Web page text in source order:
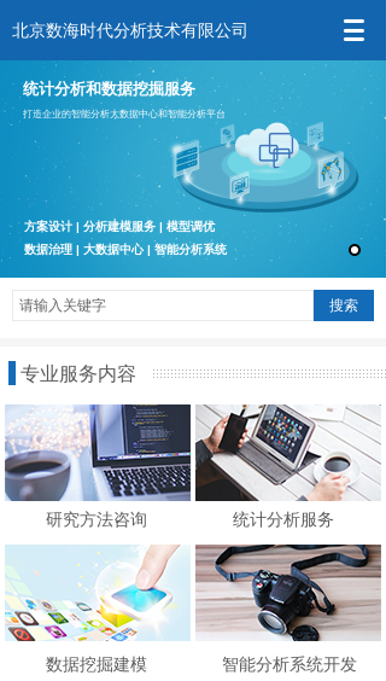
北京数海时代分析技术有限公司
统计分析和数据挖掘服务
打造企业的智能分析大数据中心和智能分析平台
方案设计 | 分析建模服务 | 模型调优
数据治理 | 大数据中心| 智能分析系统
搜索
专业服务内容
统计分析服务
研究方法咨询
智能分析系统开发
数据挖掘建模